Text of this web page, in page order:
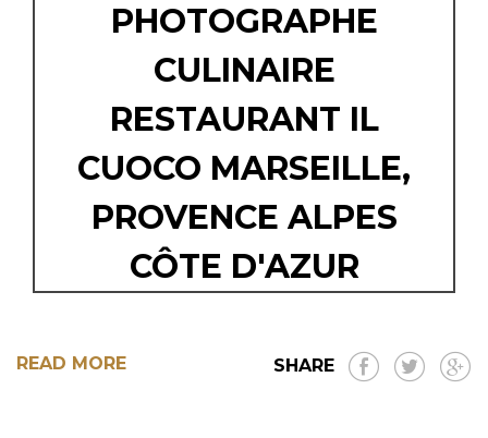
PHOTOGRAPHE
CULINAIRE
RESTAURANT IL
CUOCO MARSEILLE,
PROVENCE ALPES
CÔTE D'AZUR
READ MORE SHARE